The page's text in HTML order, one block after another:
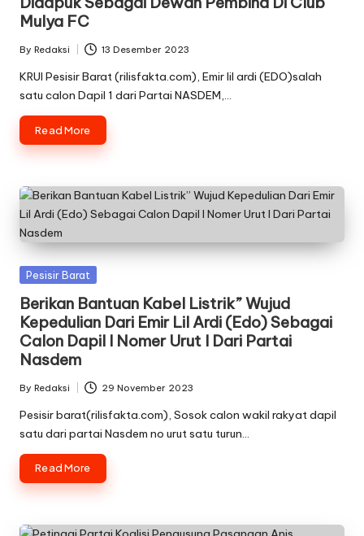
Mulya FC
Posted
by
By Redaksi 13 Desember 2023
KRUI Pesisir Barat (rilisfakta.com), Emir lil ardi (EDO)salah
satu calon Dapil 1 dari Partai NASDEM,…
Read More
Posted
Pesisir Barat
Berikan Bantuan Kabel Listrik” Wujud
Kepedulian Dari Emir Lil Ardi (Edo) Sebagai
Calon Dapil I Nomer Urut I Dari Partai
Nasdem
Posted
by
By Redaksi 29 November 2023
Pesisir barat(rilisfakta.com), Sosok calon wakil rakyat dapil
satu dari partai Nasdem no urut satu turun…
Read More